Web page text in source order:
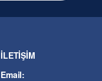
İLETİŞİM
Email: